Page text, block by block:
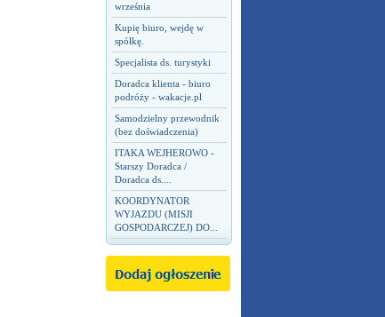
września
Kupię biuro, wejdę w
spółkę.
Specjalista ds. turystyki
Doradca klienta - biuro
podróży - wakacje.pl
Samodzielny przewodnik
(bez doświadczenia)
ITAKA WEJHEROWO -
Starszy Doradca /
Doradca ds....
KOORDYNATOR
WYJAZDU (MISJI
GOSPODARCZEJ) DO...